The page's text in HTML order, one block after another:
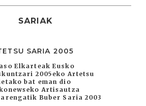
SARIAK
SARIA 2005
Elkarteak Eusko
2005eko Artetsu
bat eman dio
Artisautza
Buber Saria 2003